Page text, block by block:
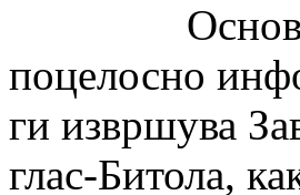
Основната
поцелосно
ги извршува
глас-Битола,